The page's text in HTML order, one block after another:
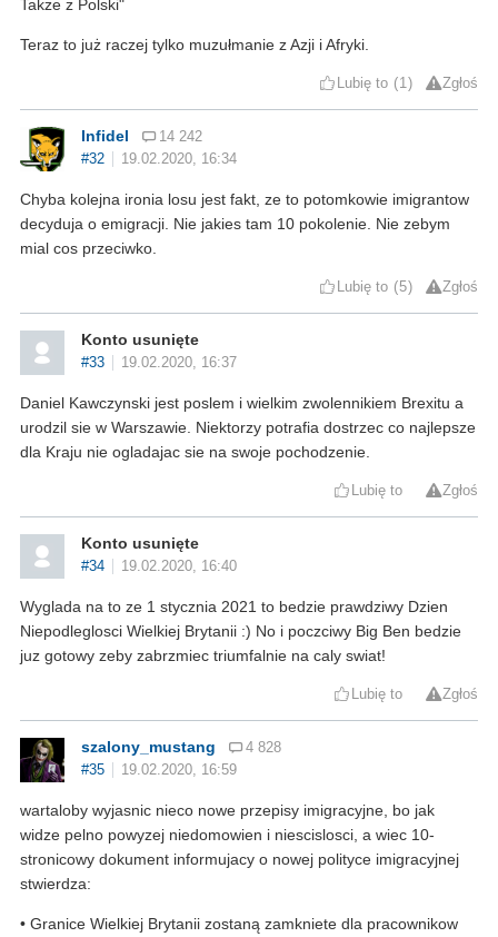
Także z Polski"
Teraz to już raczej tylko muzułmanie z Azji i Afryki.
Lubię to 1 Zgłoś
Infidel
14 242
#32
19.02.2020, 16:34
Chyba kolejna ironia losu jest fakt, ze to potomkowie imigrantow
decyduja o emigracji. Nie jakies tam 10 pokolenie. Nie zebym
mial cos przeciwko.
Lubię to 5 Zgłoś
Konto usunięte
#33 19.02.2020, 16:37
Daniel Kawczynski jest poslem i wielkim zwolennikiem Brexitu a
urodzil sie w Warszawie. Niektorzy potrafia dostrzec co najlepsze
dla Kraju nie ogladajac sie na swoje pochodzenie.
Lubię to Zgłoś
Konto usunięte
#34 19.02.2020, 16:40
Wyglada na to ze 1 stycznia 2021 to bedzie prawdziwy Dzien
Niepodleglosci Wielkiej Brytanii :) No i poczciwy Big Ben bedzie
juz gotowy zeby zabrzmiec triumfalnie na caly swiat!
Lubię to Zgłoś
szalony_mustang
4 828
#35
19.02.2020, 16:59
wartaloby wyjasnic nieco nowe przepisy imigracyjne, bo jak
widze pelno powyzej niedomowien i niescislosci, a wiec 10-
stronicowy dokument informujacy o nowej polityce imigracyjnej
stwierdza:
• Granice Wielkiej Brytanii zostaną zamkniete dla pracownikow